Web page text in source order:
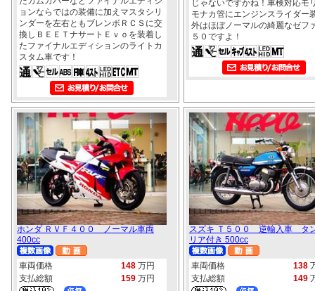
ョンならではの装備に加えマスタシリ
ンダーを左右ともブレンボＲＣＳに交
換しＢＥＥＴナサートＥｖｏを装着し
たファイナルエディションのライトカ
スタム車です！
じゃないですかね！車検対応モ
モナカ管にエンジンスライダー
外はほぼノーマルの綺麗なゼフ
５０ですよ！
ホンダ ＲＶＦ４００ ノーマル車両
400cc
車両価格 148 万円
支払総額
159 万円
スズキ Ｔ５００ 逆輸入車 タ
リア付き 500cc
車両価格 138
支払総額
149